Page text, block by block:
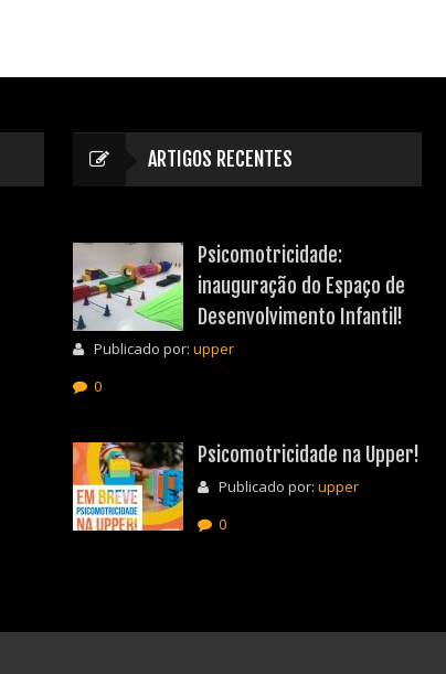
ARTIGOS RECENTES
Psicomotricidade:
inauguração do Espaço de
Desenvolvimento Infantil!
Publicado por: upper
0
Psicomotricidade na Upper!
Publicado por: upper
0